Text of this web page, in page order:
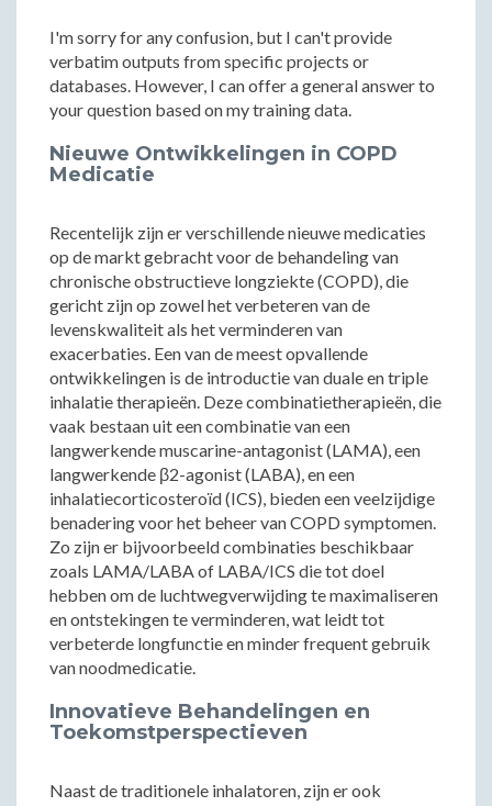
I'm sorry for any confusion, but I can't provide
verbatim outputs from specific projects or
databases. However, I can offer a general answer to
your question based on my training data.
Nieuwe Ontwikkelingen in COPD
Medicatie
Recentelijk zijn er verschillende nieuwe medicaties
op de markt gebracht voor de behandeling van
chronische obstructieve longziekte (COPD), die
gericht zijn op zowel het verbeteren van de
levenskwaliteit als het verminderen van
exacerbaties. Een van de meest opvallende
ontwikkelingen is de introductie van duale en triple
inhalatie therapieën. Deze combinatietherapieën, die
vaak bestaan uit een combinatie van een
langwerkende muscarine-antagonist (LAMA), een
langwerkende β2-agonist (LABA), en een
inhalatiecorticosteroïd (ICS), bieden een veelzijdige
benadering voor het beheer van COPD symptomen.
Zo zijn er bijvoorbeeld combinaties beschikbaar
zoals LAMA/LABA of LABA/ICS die tot doel
hebben om de luchtwegverwijding te maximaliseren
en ontstekingen te verminderen, wat leidt tot
verbeterde longfunctie en minder frequent gebruik
van noodmedicatie.
Innovatieve Behandelingen en
Toekomstperspectieven
Naast de traditionele inhalatoren, zijn er ook